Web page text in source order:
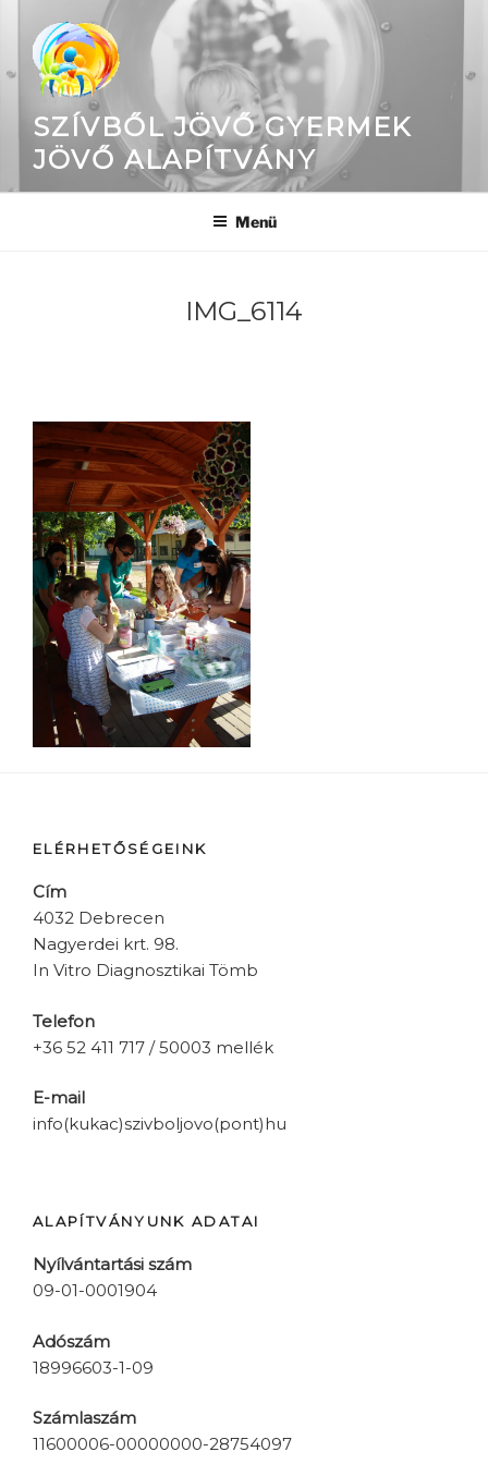
SZÍVBŐL JÖVŐ GYERMEK
JÖVŐ ALAPÍTVÁNY
Menü
IMG_6114
ELÉRHETŐSÉGEINK
Cím
4032 Debrecen
Nagyerdei krt. 98.
In Vitro Diagnosztikai Tömb
Telefon
+36 52 411 717 / 50003 mellék
E-mail
info(kukac)szivboljovo(pont)hu
ALAPÍTVÁNYUNK ADATAI
Nyílvántartási szám
09-01-0001904
Adószám
18996603-1-09
Számlaszám
11600006-00000000-28754097